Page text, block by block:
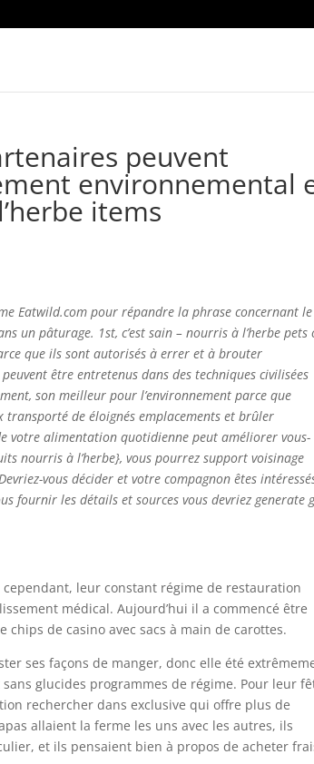
peuvent
environnemental
items
Eatwild.com pour répandre la phrase concernant le
un pâturage. 1st, c’est sain – nourris à l’herbe pets
que ils sont autorisés à errer et à brouter
être entretenus dans des techniques civilisées
son meilleur pour l’environnement parce que
de éloignés emplacements et brûler
votre alimentation quotidienne peut améliorer vous-
nourris à l’herbe}, vous pourrez support voisinage
vous décider et votre compagnon êtes
fournir les détails et sources vous devriez generate
leur constant régime de restauration
médical. Aujourd’hui il a commencé être
de casino avec sacs à main de carottes.
ses façons de manger, donc elle été
glucides programmes de régime. Pour leur
rechercher dans exclusive qui offre plus de
allaient la ferme les uns avec les autres, ils
et ils pensaient bien à propos de acheter